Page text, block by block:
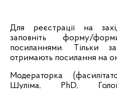
Для реєстрації на
заповніть форму/
посиланнями. Тільки
отримають посилання на
Модераторка
Шуліма, PhD,